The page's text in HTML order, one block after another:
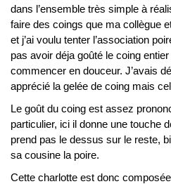
dans l’ensemble très simple à
faire des coings que ma collègue
et j’ai voulu tenter l’association
pas avoir déja goûté le coing
commencer en douceur. J’avais
apprécié la gelée de coing mais
Le goût du coing est assez
particulier, ici il donne une touche
prend pas le dessus sur le reste,
sa cousine la poire.
Cette charlotte est donc